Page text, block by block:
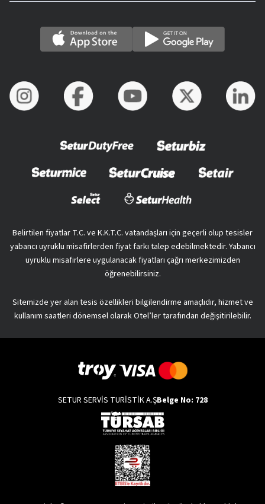
Belirtilen fiyatlar T.C. ve K.K.T.C. vatandaşları için geçerli olup tesisler
yabancı uyruklu misafirlerden fiyat farkı talep edebilmektedir. Yabancı
uyruklu misafirlere uygulanacak fiyatları çağrı merkezimizden
öğrenebilirsiniz.
Sitemizde yer alan tesis özellikleri bilgilendirme amaçlıdır, hizmet ve
kullanım saatleri dönemsel olarak Otel’ler tarafından değişitirilebilir.
SETUR SERVİS TURİSTİK A.ŞBelge No: 728